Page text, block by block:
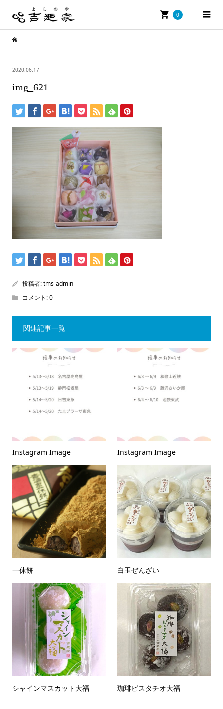
0
2020.06.17
img_621
投稿者:tms-admin
コメント:0
関連記事一覧
Instagram Image Instagram Image
一休餅 白玉ぜんざい
シャインマスカット大福 珈琲ピスタチオ大福